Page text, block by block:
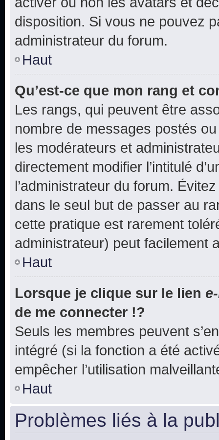
disposition. Si vous ne pouvez
administrateur du forum.
Haut
Qu’est-ce que mon rang et
Les rangs, qui peuvent être
nombre de messages postés
les modérateurs et
directement modifier l’intitulé
l’administrateur du forum.
dans le seul but de passer au
cette pratique est rarement
administrateur) peut facilement
Haut
Lorsque je clique sur le lien
de me connecter !?
Seuls les membres peuvent
intégré (si la fonction a été
empêcher l’utilisation
Haut
Problèmes liés à la